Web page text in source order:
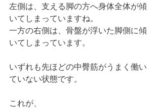
左側は、支える脚の方へ身体全体が傾
いてしまっていますね。
一方の右側は、骨盤が浮いた脚側に傾
いてしまっています。
いずれも先ほどの中臀筋がうまく働い
ていない状態です。
これが、